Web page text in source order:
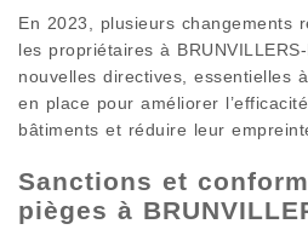
En 2023, plusieurs changements
les propriétaires à
nouvelles directives, essentielles
en place pour améliorer
bâtiments et réduire leur
Sanctions et
pièges à